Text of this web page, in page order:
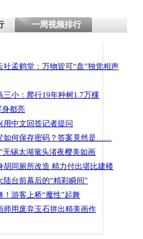
一周视频排行
社孟鹤堂：万物皆可“盘”独觉相声
三小：爬行19年种树1.7万棵
身都亮
用中文回答记者提问
如何保存密码？答案竟然是……
无锡太湖鼋头渚夜樱美如画
胡同厕所改造 精力付出堪比建楼
陆台前幕后的“精彩瞬间”
！游客上桥“魔性”起舞
师用废弃玉石拼出精美画作